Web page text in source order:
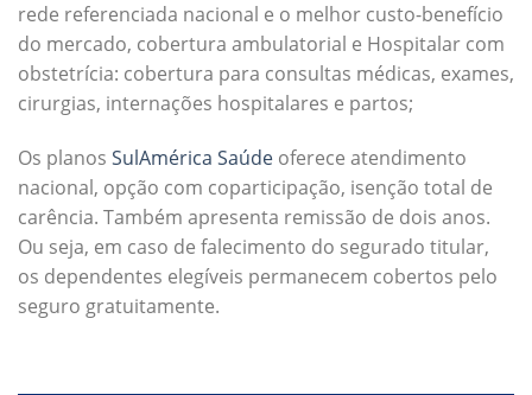
rede referenciada nacional e o melhor custo-benefício
do mercado, cobertura ambulatorial e Hospitalar com
obstetrícia: cobertura para consultas médicas, exames,
cirurgias, internações hospitalares e partos;
Os planos SulAmérica Saúde oferece atendimento
nacional, opção com coparticipação, isenção total de
carência. Também apresenta remissão de dois anos.
Ou seja, em caso de falecimento do segurado titular,
os dependentes elegíveis permanecem cobertos pelo
seguro gratuitamente.